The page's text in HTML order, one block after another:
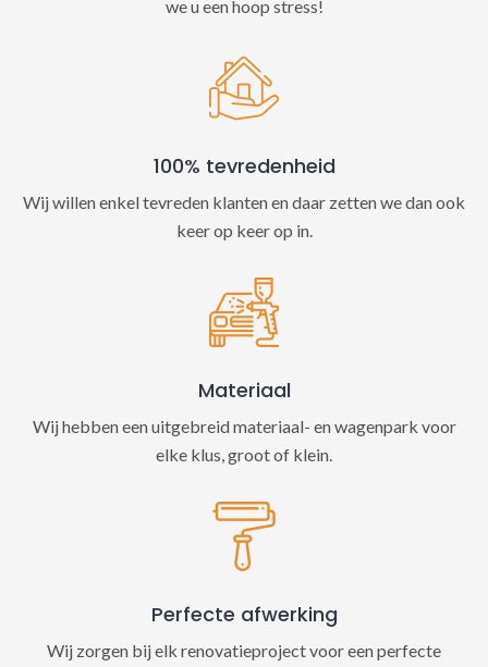
we u een hoop stress!
100% tevredenheid
Wij willen enkel tevreden klanten en daar zetten we dan ook
keer op keer op in.
Materiaal
Wij hebben een uitgebreid materiaal- en wagenpark voor
elke klus, groot of klein.
Perfecte afwerking
Wij zorgen bij elk renovatieproject voor een perfecte